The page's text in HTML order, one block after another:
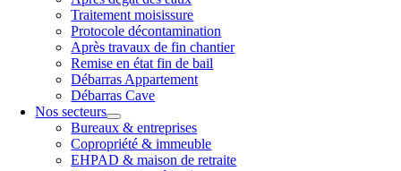
Traitement moisissure
Protocole décontamination
Après travaux de fin chantier
Remise en état fin de bail
Débarras Appartement
Débarras Cave
Nos secteurs
Bureaux & entreprises
Copropriété & immeuble
EHPAD & maison de retraite